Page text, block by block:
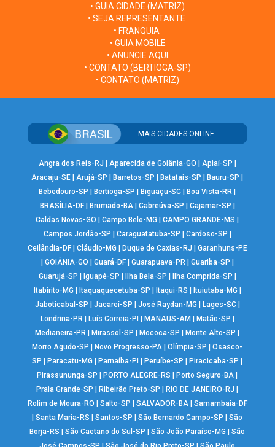
• GUIA CIDADE (MATRIZ)
• SEJA REPRESENTANTE
• FRANQUIA
• GUIA MOBILE
• ANUNCIE AQUI
• CONTATO (BERTIOGA-SP)
• CONTATO (MATRIZ)
MAIS CIDADES ONLINE
Angra dos Reis-RJ | Aparecida de Goiânia-GO | Apiaí-SP |
Aracaju-SE | Arujá-SP |Barretos-SP |Batatais-SP |Bauru-SP |
Bebedouro-SP |Bertioga-SP |Biguaçu-SC |Boa Vista-RR |
BRASÍLIA-DF| Brumado-BA| Cabreúva-SP | Cajamar-SP |
Caldas Novas-GO |Campo Belo-MG |CAMPO GRANDE-MS |
Campos Jordão-SP | Caraguatatuba-SP | Cardoso-SP |
Ceilândia-DF| Cláudio-MG | Duque de Caxias-RJ | Garanhuns-PE
| GOIÂNIA-GO | Guará-DF| Guarapuava-PR | Guariba-SP |
Guarujá-SP | Iguapé-SP | Ilha Bela-SP | Ilha Comprida-SP |
Itabirito-MG | Itaquaquecetuba-SP | Itaqui-RS | Ituiutaba-MG |
Jaboticabal-SP | Jacareí-SP | José Raydan-MG | Lages-SC|
Londrina-PR | Luís Correia-PI | MANAUS-AM | Matão-SP |
Medianeira-PR |Mirassol-SP |Mococa-SP |Monte Alto-SP |
Morro Agudo-SP |Novo Progresso-PA |Olímpia-SP |Osasco-
SP |Paracatu-MG |Parnaíba-PI |Peruíbe-SP |Piracicaba-SP |
Pirassununga-SP |PORTO ALEGRE-RS |Porto Seguro-BA |
Praia Grande-SP |Ribeirão Preto-SP |RIO DE JANEIRO-RJ |
Rolim de Moura-RO | Salto-SP | SALVADOR-BA| Samambaia-DF
|Santa Maria-RS |Santos-SP |São Bernardo Campo-SP |São
Borja-RS |São Caetano do Sul-SP |São João Paraíso-MG |São